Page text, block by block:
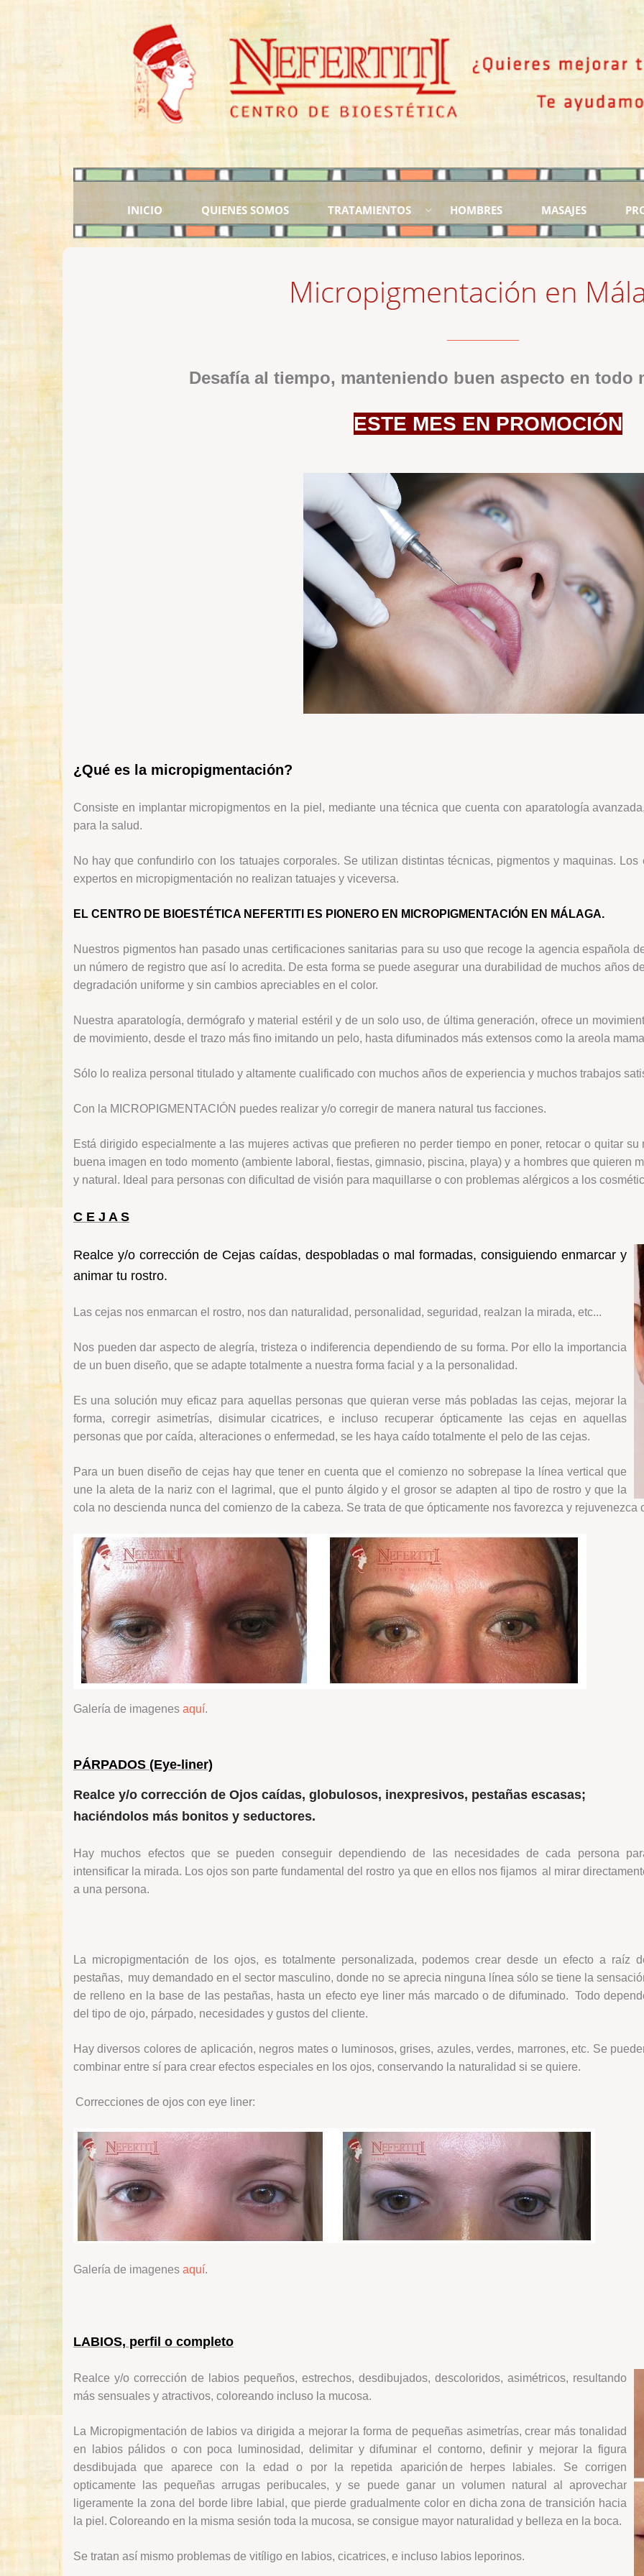
INICIO QUIENES SOMOS TRATAMIENTOS HOMBRES MASAJES
Micropigmentación en
Desafía al tiempo, manteniendo buen aspecto en todo
ESTE MES EN PROMOCIÓN
¿Qué es la micropigmentación?
Consiste en implantar micropigmentos en la piel, mediante una técnica que cuenta con aparatología
para la salud.
No hay que confundirlo con los tatuajes corporales. Se utilizan distintas técnicas, pigmentos y maquinas.
expertos en micropigmentación no realizan tatuajes y viceversa.
EL CENTRO DE BIOESTÉTICA NEFERTITI ES PIONERO EN MICROPIGMENTACIÓN EN MÁLAGA.
Nuestros pigmentos han pasado unas certificaciones sanitarias para su uso que recoge la agencia española
un número de registro que así lo acredita. De esta forma se puede asegurar una durabilidad de muchos años
degradación uniforme y sin cambios apreciables en el color.
Nuestra aparatología, dermógrafo y material estéril y de un solo uso, de última generación, ofrece un
de movimiento, desde el trazo más fino imitando un pelo, hasta difuminados más extensos como la areola
Sólo lo realiza personal titulado y altamente cualificado con muchos años de experiencia y muchos trabajos
Con la MICROPIGMENTACIÓN puedes realizar y/o corregir de manera natural tus facciones.
Está dirigido especialmente a las mujeres activas que prefieren no perder tiempo en poner, retocar o quitar
buena imagen en todo momento (ambiente laboral, fiestas, gimnasio, piscina, playa) y a hombres que quieren
y natural. Ideal para personas con dificultad de visión para maquillarse o con problemas alérgicos a los
C E J A S
Realce y/o corrección de Cejas caídas, despobladas o mal formadas, consiguiendo enmarcar y
animar tu rostro.
Las cejas nos enmarcan el rostro, nos dan naturalidad, personalidad, seguridad, realzan la mirada, etc...
Nos pueden dar aspecto de alegría, tristeza o indiferencia dependiendo de su forma. Por ello la importancia
de un buen diseño, que se adapte totalmente a nuestra forma facial y a la personalidad.
Es una solución muy eficaz para aquellas personas que quieran verse más pobladas las cejas, mejorar la
forma, corregir asimetrías, disimular cicatrices, e incluso recuperar ópticamente las cejas en aquellas
personas que por caída, alteraciones o enfermedad, se les haya caído totalmente el pelo de las cejas.
Para un buen diseño de cejas hay que tener en cuenta que el comienzo no sobrepase la línea vertical que
une la aleta de la nariz con el lagrimal, que el punto álgido y el grosor se adapten al tipo de rostro y que la
cola no descienda nunca del comienzo de la cabeza. Se trata de que ópticamente nos favorezca y rejuvenezca
Galería de imagenes aquí.
PÁRPADOS (Eye-liner)
Realce y/o corrección de Ojos caídas, globulosos, inexpresivos, pestañas escasas;
haciéndolos más bonitos y seductores.
Hay muchos efectos que se pueden conseguir dependiendo de las necesidades de cada persona
intensificar la mirada. Los ojos son parte fundamental del rostro ya que en ellos nos fijamos al mirar
a una persona.
La micropigmentación de los ojos, es totalmente personalizada, podemos crear desde un efecto a raíz
pestañas, muy demandado en el sector masculino, donde no se aprecia ninguna línea sólo se tiene la
de relleno en la base de las pestañas, hasta un efecto eye liner más marcado o de difuminado. Todo
del tipo de ojo, párpado, necesidades y gustos del cliente.
Hay diversos colores de aplicación, negros mates o luminosos, grises, azules, verdes, marrones, etc. Se
combinar entre sí para crear efectos especiales en los ojos, conservando la naturalidad si se quiere.
Correcciones de ojos con eye liner:
Galería de imagenes aquí.
LABIOS, perfil o completo
Realce y/o corrección de labios pequeños, estrechos, desdibujados, descoloridos, asimétricos, resultando
más sensuales y atractivos, coloreando incluso la mucosa.
La Micropigmentación de labios va dirigida a mejorar la forma de pequeñas asimetrías, crear más tonalidad
en labios pálidos o con poca luminosidad, delimitar y difuminar el contorno, definir y mejorar la figura
desdibujada que aparece con la edad o por la repetida aparición de herpes labiales. Se corrigen
opticamente las pequeñas arrugas peribucales, y se puede ganar un volumen natural al aprovechar
ligeramente la zona del borde libre labial, que pierde gradualmente color en dicha zona de transición hacia
la piel. Coloreando en la misma sesión toda la mucosa, se consigue mayor naturalidad y belleza en la boca.
Se tratan así mismo problemas de vitíligo en labios, cicatrices, e incluso labios leporinos.